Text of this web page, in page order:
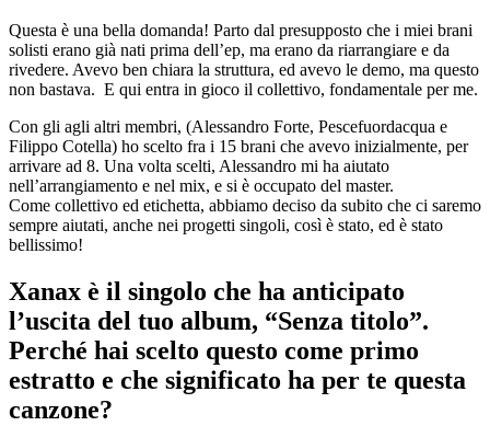
Questa è una bella domanda! Parto dal presupposto che i miei brani
solisti erano già nati prima dell’ep, ma erano da riarrangiare e da
rivedere. Avevo ben chiara la struttura, ed avevo le demo, ma questo
non bastava. E qui entra in gioco il collettivo, fondamentale per me.
Con gli agli altri membri, (Alessandro Forte, Pescefuordacqua e
Filippo Cotella) ho scelto fra i 15 brani che avevo inizialmente, per
arrivare ad 8. Una volta scelti, Alessandro mi ha aiutato
nell’arrangiamento e nel mix, e si è occupato del master.
Come collettivo ed etichetta, abbiamo deciso da subito che ci saremo
sempre aiutati, anche nei progetti singoli, così è stato, ed è stato
bellissimo!
Xanax è il singolo che ha anticipato
l’uscita del tuo album, “Senza titolo”.
Perché hai scelto questo come primo
estratto e che significato ha per te questa
canzone?